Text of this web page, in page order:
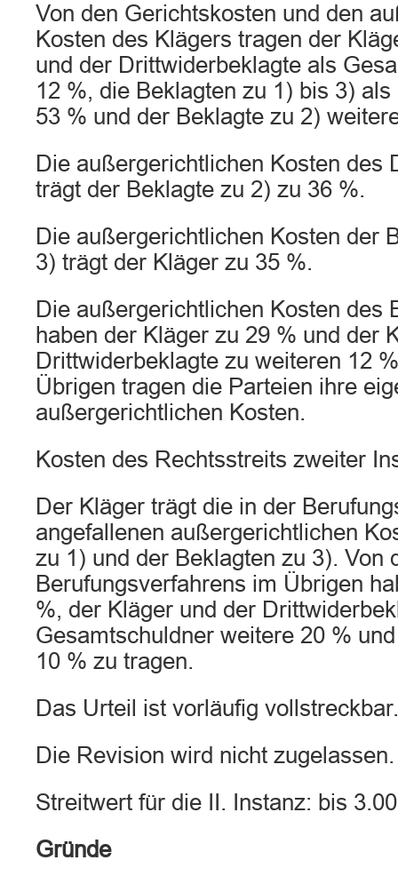
Von den Gerichtskosten und den
Kosten des Klägers tragen der
und der Drittwiderbeklagte als
12 %, die Beklagten zu 1) bis 3)
53 % und der Beklagte zu 2)
Die außergerichtlichen Kosten des
trägt der Beklagte zu 2) zu 36 %.
Die außergerichtlichen Kosten der
3) trägt der Kläger zu 35 %.
Die außergerichtlichen Kosten des
haben der Kläger zu 29 % und der
Drittwiderbeklagte zu weiteren 12
Übrigen tragen die Parteien ihre
außergerichtlichen Kosten.
Kosten des Rechtsstreits zweiter
Der Kläger trägt die in der
angefallenen außergerichtlichen
zu 1) und der Beklagten zu 3). Von
Berufungsverfahrens im Übrigen
%, der Kläger und der
Gesamtschuldner weitere 20 %
10 % zu tragen.
Das Urteil ist vorläufig vollstreckbar.
Die Revision wird nicht zugelassen.
Streitwert für die II. Instanz: bis
Gründe